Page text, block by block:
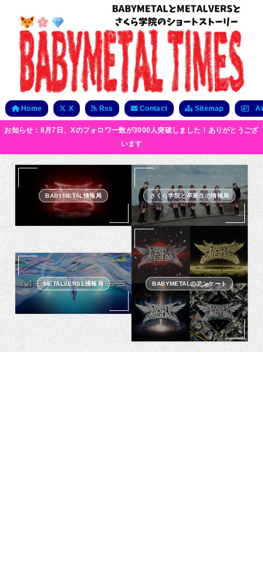
Home X Rss Contact Sitemap
お知らせ：8月7日、Xのフォロワー数が3000人突破しました！ありがとうござ
います
BABYMETAL情報局 さくら学院と卒業生の情報局
METALVERSE情報局 BABYMETALのアンケート